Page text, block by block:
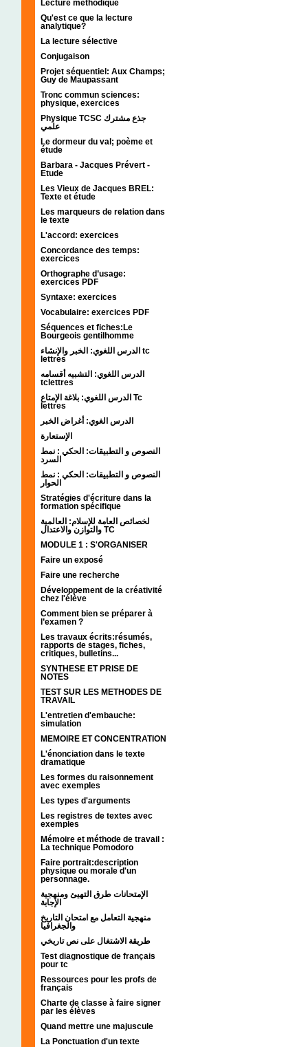
Lecture méthodique
Qu'est ce que la lecture
analytique?
La lecture sélective
Conjugaison
Projet séquentiel: Aux Champs;
Guy de Maupassant
Tronc commun sciences:
physique, exercices
Physique TCSC جذع مشترك
علمي
Le dormeur du val; poème et
étude
Barbara - Jacques Prévert -
Etude
Les Vieux de Jacques BREL:
Texte et étude
Les marqueurs de relation dans
le texte
L'accord: exercices
Concordance des temps:
exercices
Orthographe d’usage:
exercices PDF
Syntaxe: exercices
Vocabulaire: exercices PDF
Séquences et fiches:Le
Bourgeois gentilhomme
الدرس اللغوي: الخبر والإنشاء tc
lettres
الدرس اللغوي: التشبيه أقسامه
tclettres
الدرس اللغوي: بلاغة الإمتاع Tc
lettres
الدرس الغوي: أغراض الخبر
الإستعارة
النصوص و التطبيقات: الحكي : نمط
السرد
النصوص و التطبيقات: الحكي : نمط
الحوار
Stratégies d'écriture dans la
formation spécifique
لخصائص العامة للإسلام: العالمية
والتوازن والاعتدال TC
MODULE 1 : S'ORGANISER
Faire un exposé
Faire une recherche
Développement de la créativité
chez l'élève
Comment bien se préparer à
l’examen ?
Les travaux écrits:résumés,
rapports de stages, fiches,
critiques, bulletins...
SYNTHESE ET PRISE DE
NOTES
TEST SUR LES METHODES DE
TRAVAIL
L'entretien d'embauche:
simulation
MEMOIRE ET CONCENTRATION
L'énonciation dans le texte
dramatique
Les formes du raisonnement
avec exemples
Les types d'arguments
Les registres de textes avec
exemples
Mémoire et méthode de travail :
La technique Pomodoro
Faire portrait:description
physique ou morale d'un
personnage.
الإمتحانات طرق التهيئ ومنهجية
الإجابة
منهجية التعامل مع امتحان التاريخ
والجغرافيا
طريقة الاشتغال على نص تاريخي
Test diagnostique de français
pour tc
Ressources pour les profs de
français
Charte de classe à faire signer
par les élèves
Quand mettre une majuscule
La Ponctuation d'un texte